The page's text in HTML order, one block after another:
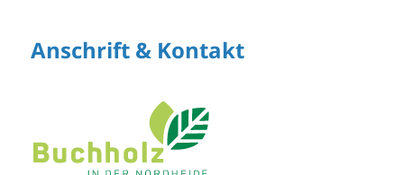
Anschrift & Kontakt